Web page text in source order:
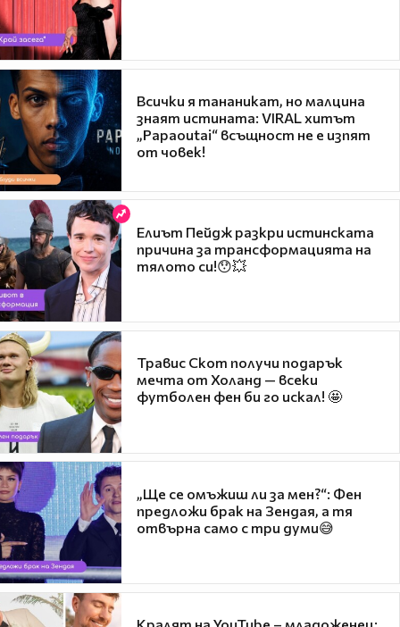
Всички я тананикат, но малцина
знаят истината: VIRAL хитът
„Papaoutai“ всъщност не е изпят
от човек!
Елиът Пейдж разкри истинската
причина за трансформацията на
тялото си!😯💥
Травис Скот получи подарък
мечта от Холанд — всеки
футболен фен би го искал! 🤩
„Ще се омъжиш ли за мен?“: Фен
предложи брак на Зендая, а тя
отвърна само с три думи😅